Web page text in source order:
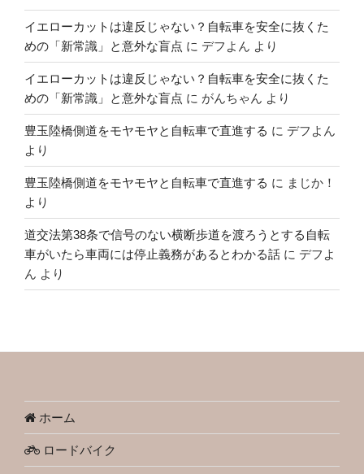
イエローカットは違反じゃない？自転車を安全に抜くた
めの「新常識」と意外な盲点 に デフよん より
イエローカットは違反じゃない？自転車を安全に抜くた
めの「新常識」と意外な盲点 に がんちゃん より
豊玉陸橋側道をモヤモヤと自転車で直進する に デフよん
より
豊玉陸橋側道をモヤモヤと自転車で直進する に まじか！
より
道交法第38条で信号のない横断歩道を渡ろうとする自転
車がいたら車両には停止義務があるとわかる話 に デフよ
ん より
ホーム
ロードバイク